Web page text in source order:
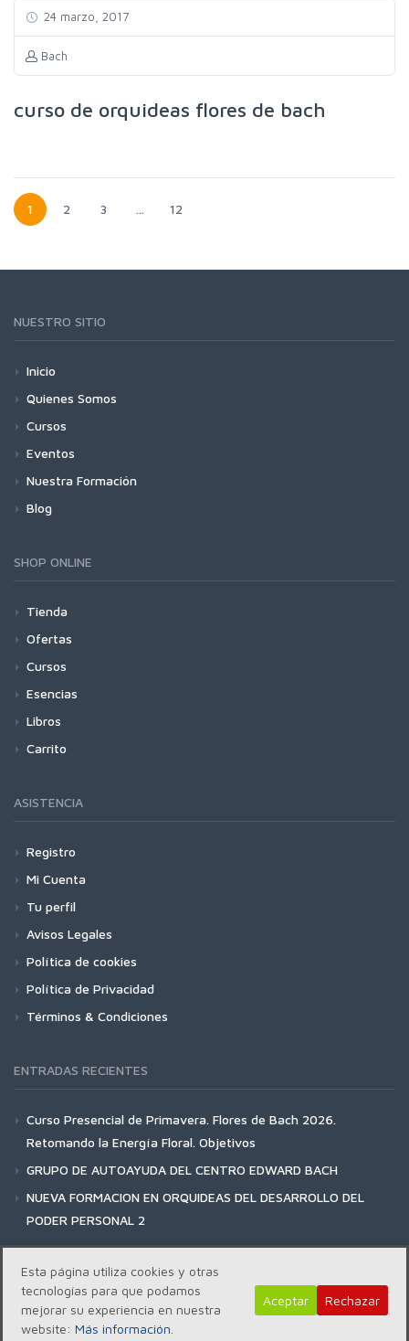
24 marzo, 2017
Bach
curso de orquideas flores de bach
1 2 3 … 12
NUESTRO SITIO
Inicio
Quienes Somos
Cursos
Eventos
Nuestra Formación
Blog
SHOP ONLINE
Tienda
Ofertas
Cursos
Esencias
Libros
Carrito
ASISTENCIA
Registro
Mi Cuenta
Tu perfil
Avisos Legales
Política de cookies
Política de Privacidad
Términos & Condiciones
ENTRADAS RECIENTES
Curso Presencial de Primavera. Flores de Bach 2026.
Retomando la Energía Floral. Objetivos
GRUPO DE AUTOAYUDA DEL CENTRO EDWARD BACH
NUEVA FORMACION EN ORQUIDEAS DEL DESARROLLO DEL
PODER PERSONAL 2
Copyright | Centro Edward Bach © 2018
Esta página utiliza cookies y otras
tecnologías para que podamos
mejorar su experiencia en nuestra
website: Más información.
Aceptar Rechazar